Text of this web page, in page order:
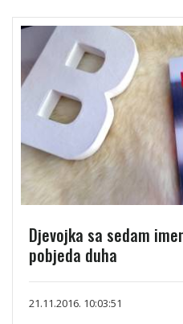
Djevojka sa sedam
pobjeda duha
21.11.2016. 10:03:51